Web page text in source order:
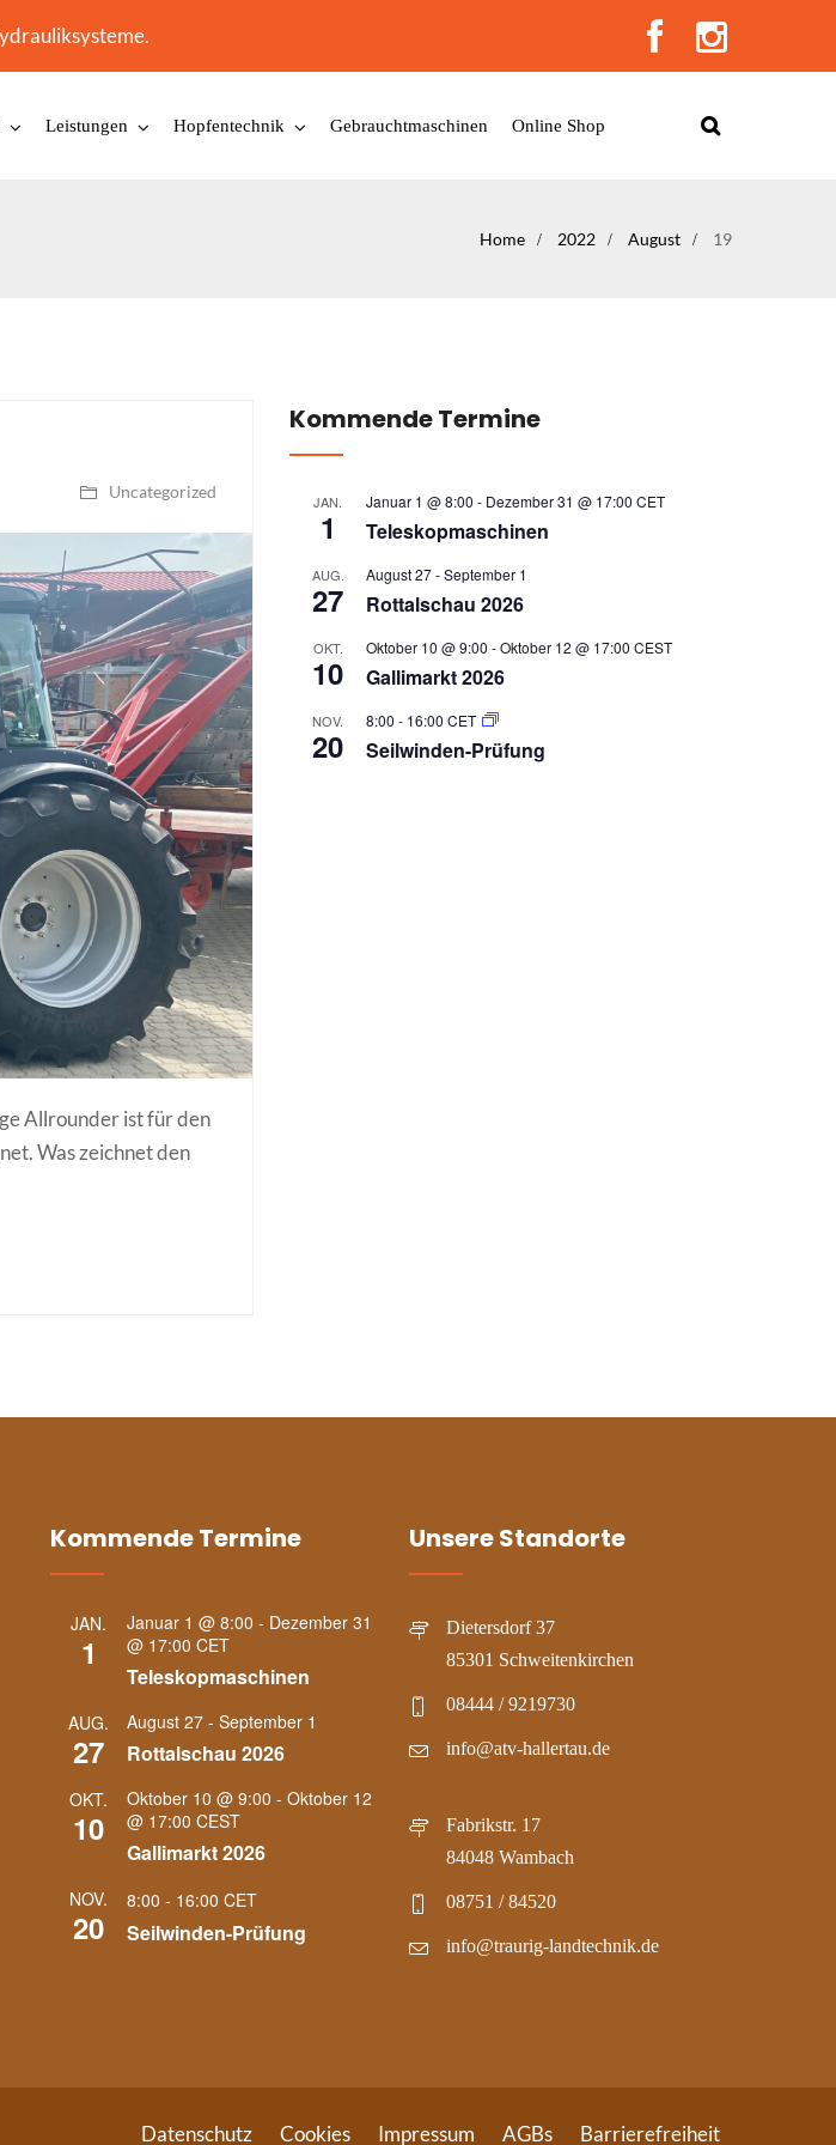
Leistungen Hopfentechnik Gebrauchtmaschinen Online Shop
Home 2022 August 19
Uncategorized
Allrounder ist für den
Was zeichnet den
Kommende Termine
JAN.
1
Januar 1 @ 8:00 - Dezember 31 @ 17:00 CET
Teleskopmaschinen
AUG.
27
August 27-September 1
Rottalschau 2026
OKT.
10
Oktober 10 @ 9:00 -Oktober 12 @ 17:00 CEST
Gallimarkt 2026
NOV.
20
8:00 - 16:00 CET
Seilwinden-Prüfung
Kommende Termine
JAN.
1
Januar 1 @ 8:00 - Dezember 31
@ 17:00 CET
Teleskopmaschinen
AUG.
27
August 27 - September 1
Rottalschau 2026
OKT.
10
Oktober 10 @ 9:00 - Oktober 12
@ 17:00 CEST
Gallimarkt 2026
NOV.
20
8:00 - 16:00 CET
Seilwinden-Prüfung
Unsere Standorte
Dietersdorf 37
85301 Schweitenkirchen
08444 / 9219730
info@atv-hallertau.de
Fabrikstr. 17
84048 Wambach
08751 / 84520
info@traurig-landtechnik.de
Datenschutz Cookies Impressum AGBs Barrierefreiheit